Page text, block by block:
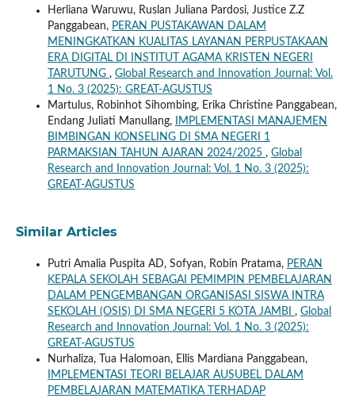
Herliana Waruwu, Ruslan Juliana Pardosi, Justice Z.Z
Panggabean, PERAN PUSTAKAWAN DALAM
MENINGKATKAN KUALITAS LAYANAN PERPUSTAKAAN
ERA DIGITAL DI INSTITUT AGAMA KRISTEN NEGERI
TARUTUNG , Global Research and Innovation Journal: Vol.
1 No. 3 (2025): GREAT-AGUSTUS
Martulus, Robinhot Sihombing, Erika Christine Panggabean,
Endang Juliati Manullang,
IMPLEMENTASI MANAJEMEN
BIMBINGAN KONSELING DI SMA NEGERI 1
PARMAKSIAN TAHUN AJARAN 2024/2025 , Global
Research and Innovation Journal: Vol. 1 No. 3 (2025):
GREAT-AGUSTUS
Similar Articles
Putri Amalia Puspita AD, Sofyan, Robin Pratama, PERAN
KEPALA SEKOLAH SEBAGAI PEMIMPIN PEMBELAJARAN
DALAM PENGEMBANGAN ORGANISASI SISWA INTRA
SEKOLAH (OSIS) DI SMA NEGERI 5 KOTA JAMBI , Global
Research and Innovation Journal: Vol. 1 No. 3 (2025):
GREAT-AGUSTUS
Nurhaliza, Tua Halomoan, Ellis Mardiana Panggabean,
IMPLEMENTASI TEORI BELAJAR AUSUBEL DALAM
PEMBELAJARAN MATEMATIKA TERHADAP